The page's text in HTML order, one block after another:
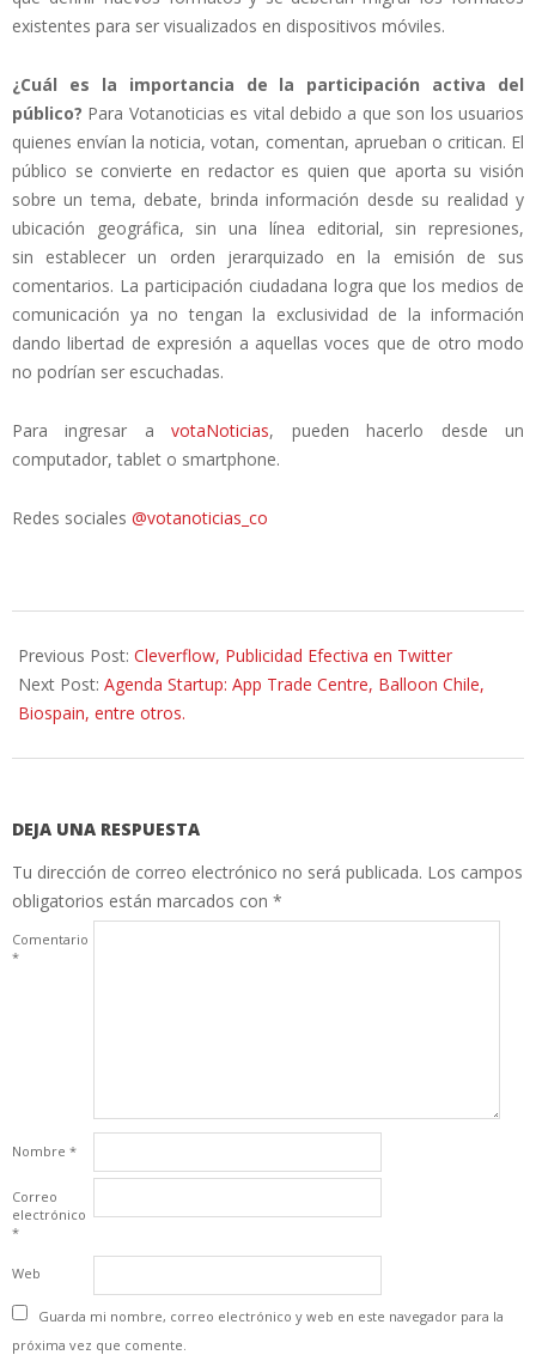
existentes para ser visualizados en dispositivos móviles.
¿Cuál es la importancia de la participación activa del
público? Para Votanoticias es vital debido a que son los usuarios
quienes envían la noticia, votan, comentan, aprueban o critican. El
público se convierte en redactor es quien que aporta su visión
sobre un tema, debate, brinda información desde su realidad y
ubicación geográfica, sin una línea editorial, sin represiones,
sin establecer un orden jerarquizado en la emisión de sus
comentarios. La participación ciudadana logra que los medios de
comunicación ya no tengan la exclusividad de la información
dando libertad de expresión a aquellas voces que de otro modo
no podrían ser escuchadas.
Para ingresar avotaNoticias, pueden hacerlo desde un
computador, tablet o smartphone.
Redes sociales @votanoticias_co
09-
05
Previous Post: Cleverflow, Publicidad Efectiva en Twitter
Next Post: Agenda Startup: App Trade Centre, Balloon Chile,
Biospain, entre otros.
DEJA UNA RESPUESTA
Tu dirección de correo electrónico no será publicada. Los campos
obligatorios están marcados con *
Comentario
*
Nombre *
Correo
electrónico
*
Web
Guarda mi nombre, correo electrónico y web en este navegador para la
próxima vez que comente.